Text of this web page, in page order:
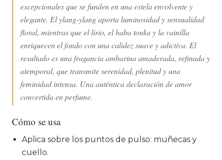
excepcionales que se funden en una estela envolvente y
elegante. El ylang-ylang aporta luminosidad y sensualidad
floral, mientras que el lirio, el haba tonka y la vainilla
enriquecen el fondo con una calidez suave y adictiva. El
resultado es una fragancia ambarina amaderada, refinada y
atemporal, que transmite serenidad, plenitud y una
feminidad intensa. Una auténtica declaración de amor
convertida en perfume.
Cómo se usa
Aplica sobre los puntos de pulso: muñecas y
cuello.